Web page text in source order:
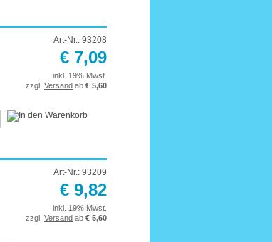
Art-Nr.: 93208
€ 7,09
inkl. 19% Mwst.
zzgl. Versand ab € 5,60
Art-Nr.: 93209
€ 9,82
inkl. 19% Mwst.
zzgl. Versand ab € 5,60